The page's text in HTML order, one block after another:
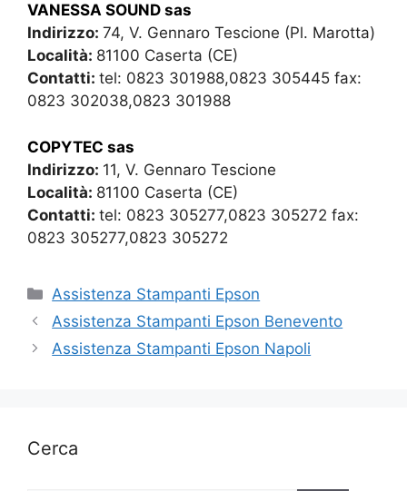
VANESSA SOUND sas
Indirizzo: 74, V. Gennaro Tescione (Pl. Marotta)
Località: 81100 Caserta (CE)
Contatti: tel: 0823 301988,0823 305445 fax:
0823 302038,0823 301988
COPYTEC sas
Indirizzo: 11, V. Gennaro Tescione
Località: 81100 Caserta (CE)
Contatti: tel: 0823 305277,0823 305272 fax:
0823 305277,0823 305272
Categorie
Assistenza Stampanti Epson
Assistenza Stampanti Epson Benevento
Assistenza Stampanti Epson Napoli
Cerca